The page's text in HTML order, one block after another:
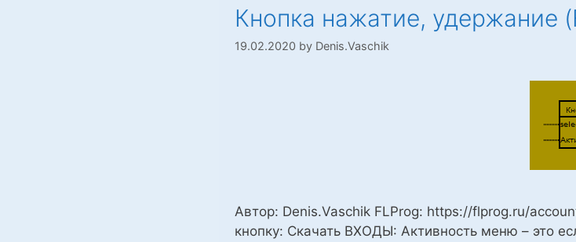
Кнопка нажатие, удержание
19.02.2020 by Denis.Vaschik
Автор: Denis.Vaschik FLProg: https://flprog.ru/
кнопку: Скачать ВХОДЫ: Активность меню – это